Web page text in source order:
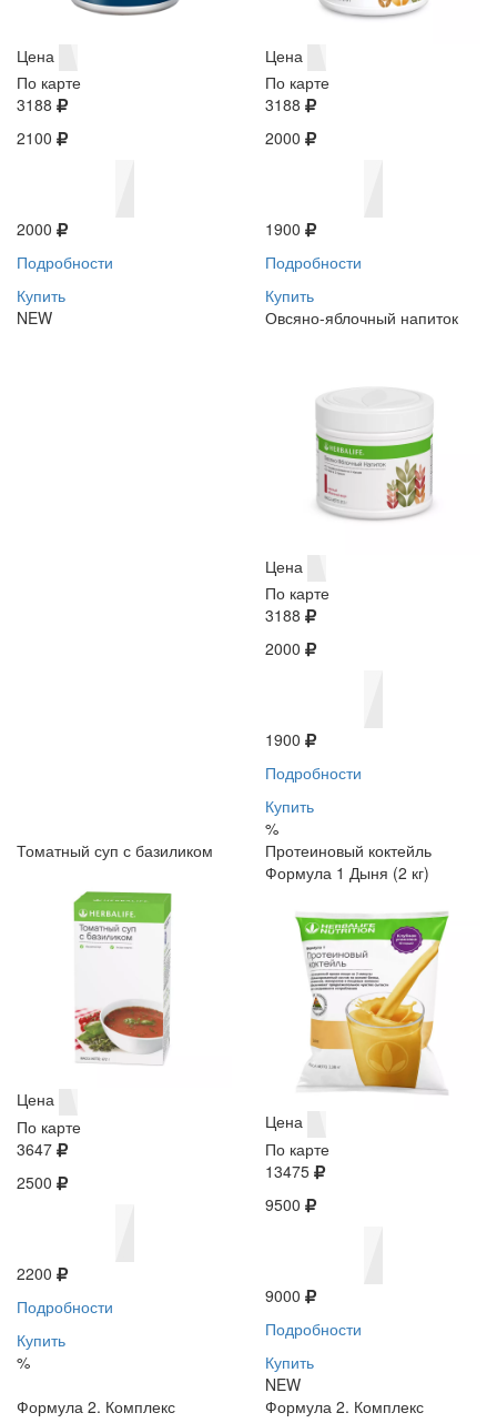
Цена
По карте
3188
2100
2000
Подробности
Купить
NEW
Цена
По карте
3188
2000
1900
Подробности
Купить
Овсяно-яблочный напиток
Цена
По карте
3188
2000
1900
Подробности
Купить
%
Томатный суп с базиликом
Цена
По карте
3647
2500
2200
Подробности
Купить
%
Протеиновый коктейль
Формула 1 Дыня (2 кг)
Цена
По карте
13475
9500
9000
Подробности
Купить
NEW
Формула 2. Комплекс
Формула 2. Комплекс